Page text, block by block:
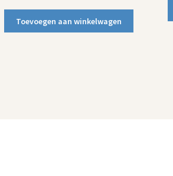
Toevoegen aan winkelwagen